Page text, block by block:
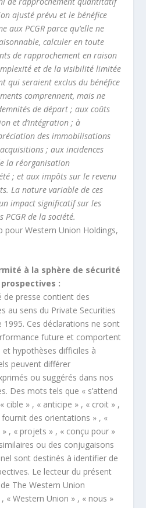
ajusté prévu et le bénéfice
aux PCGR parce qu’elle ne
calculer en toute
de rapprochement en raison
et de la visibilité limitée
qui seraient exclus du bénéfice
comprennent, mais ne
de départ ; aux coûts
et d’intégration ; à
des immobilisations
; aux incidences
la réorganisation
; et aux impôts sur le revenu
La nature variable de ces
impact significatif sur les
de la société.
pour Western Union Holdings,
à la sphère de sécurité
:
de presse contient des
au sens du Private Securities
Ces déclarations ne sont
future et comportent
hypothèses difficiles à
peuvent différer
ou suggérés dans nos
Des mots tels que « s’attend
cible » , « anticipe » , « croit » ,
fournit des orientations » , «
, « projets » , « conçu pour »
ou des conjugaisons
sont destinés à identifier de
Le lecteur du présent
The Western Union
« Western Union » , « nous »